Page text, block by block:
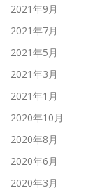
2021年9月
2021年7月
2021年5月
2021年3月
2021年1月
2020年10月
2020年8月
2020年6月
2020年3月